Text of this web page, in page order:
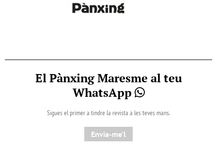
El Pànxing Maresme al teu
WhatsApp
Sigues el primer a tindre la revista a les teves mans.
Envia-me'l